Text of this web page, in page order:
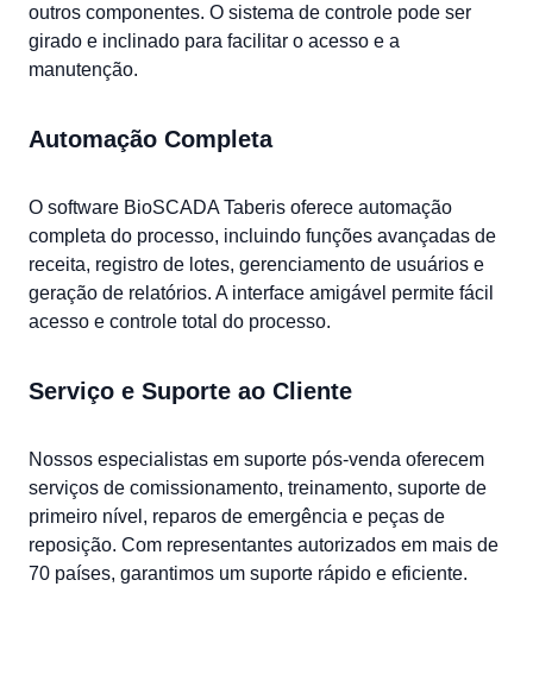
outros componentes. O sistema de controle pode ser
girado e inclinado para facilitar o acesso e a
manutenção.
Automação Completa
O software BioSCADA Taberis oferece automação
completa do processo, incluindo funções avançadas de
receita, registro de lotes, gerenciamento de usuários e
geração de relatórios. A interface amigável permite fácil
acesso e controle total do processo.
Serviço e Suporte ao Cliente
Nossos especialistas em suporte pós-venda oferecem
serviços de comissionamento, treinamento, suporte de
primeiro nível, reparos de emergência e peças de
reposição. Com representantes autorizados em mais de
70 países, garantimos um suporte rápido e eficiente.